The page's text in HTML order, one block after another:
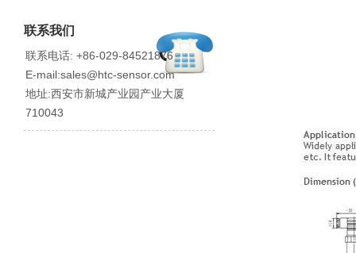
联系我们
联系电话: +86-029-84521876
E-mail:sales@htc-sensor.com
地址:西安市新城产业园产业大厦
710043